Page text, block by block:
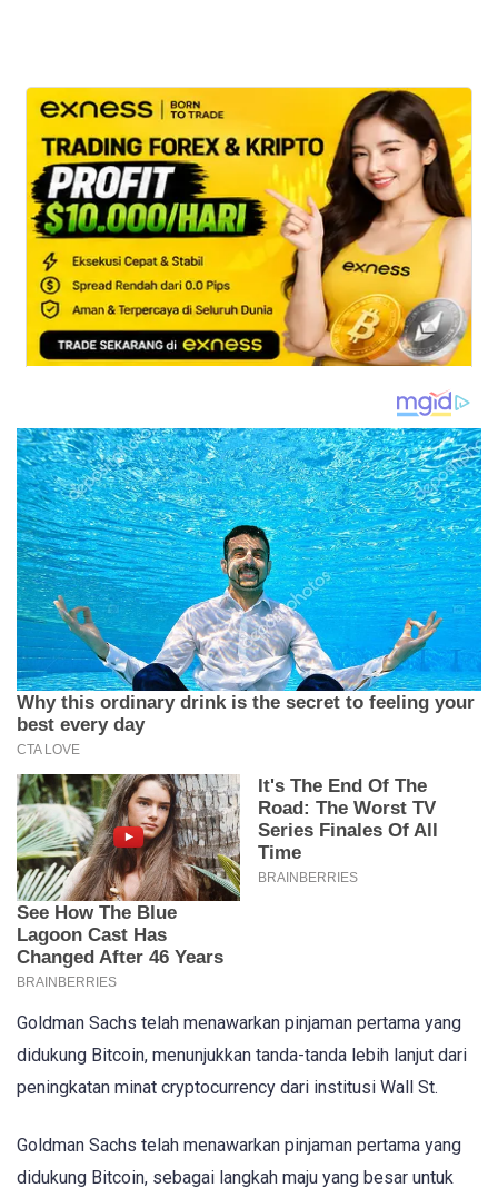
Goldman Sachs telah menawarkan pinjaman pertama yang
didukung Bitcoin, menunjukkan tanda-tanda lebih lanjut dari
peningkatan minat cryptocurrency dari institusi Wall St.
Goldman Sachs telah menawarkan pinjaman pertama yang
didukung Bitcoin, sebagai langkah maju yang besar untuk